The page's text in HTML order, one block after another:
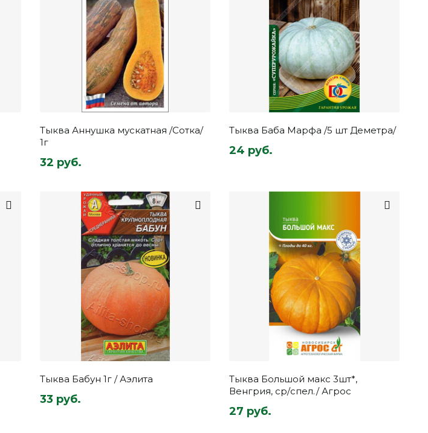
Тыква Аннушка мускатная /Сотка/
1г
32 руб.
Тыква Баба Марфа /5 шт Деметра/
24 руб.
Тыква Бабун 1г / Аэлита
33 руб.
Тыква Большой макс 3шт*,
Венгрия, ср/спел./ Агрос
27 руб.